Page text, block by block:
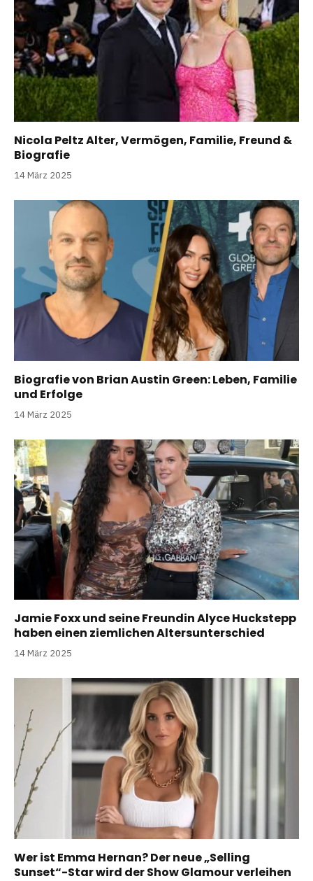
Nicola Peltz Alter, Vermögen, Familie, Freund &
Biografie
14 März 2025
Biografie von Brian Austin Green: Leben, Familie
und Erfolge
14 März 2025
Jamie Foxx und seine Freundin Alyce Huckstepp
haben einen ziemlichen Altersunterschied
14 März 2025
Wer ist Emma Hernan? Der neue „Selling
Sunset“-Star wird der Show Glamour verleihen